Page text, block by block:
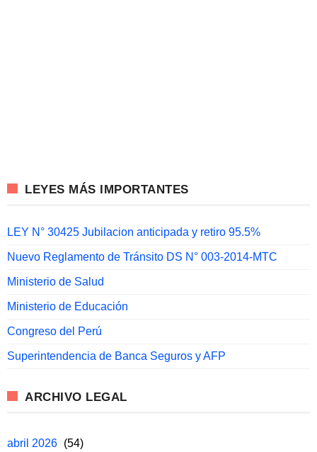
LEYES MÁS IMPORTANTES
LEY N° 30425 Jubilacion anticipada y retiro 95.5%
Nuevo Reglamento de Tránsito DS N° 003-2014-MTC
Ministerio de Salud
Ministerio de Educación
Congreso del Perú
Superintendencia de Banca Seguros y AFP
ARCHIVO LEGAL
abril 2026 (54)